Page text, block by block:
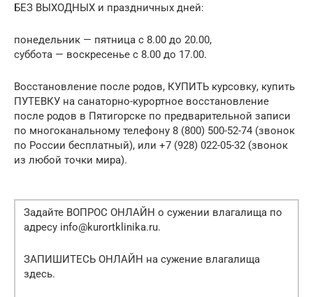
БЕЗ ВЫХОДНЫХ и праздничных дней:
понедельник — пятница с 8.00 до 20.00,
суббота — воскресенье с 8.00 до 17.00.
Восстановление после родов, КУПИТЬ курсовку, купить
ПУТЕВКУ на санаторно-курортное восстановление
после родов в Пятигорске по предварительной записи
по многоканальному телефону 8 (800) 500-52-74 (звонок
по России бесплатный), или +7 (928) 022-05-32 (звонок
из любой точки мира).
Задайте ВОПРОС ОНЛАЙН о сужении влагалища по
адресу info@kurortklinika.ru.
ЗАПИШИТЕСЬ ОНЛАЙН на сужение влагалища
здесь.